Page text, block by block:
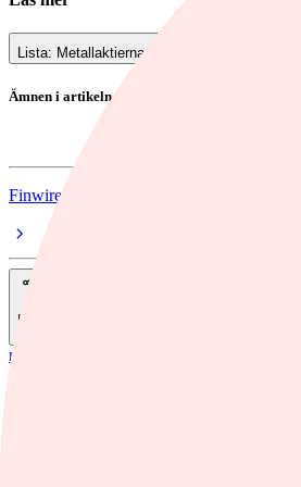
Lista: Metallaktierna som glimmar mest
Ämnen i artikeln
Ädelmetaller
Finwire
Dela
nyheter